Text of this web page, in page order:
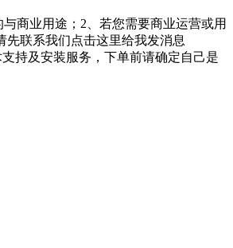
商业用途；2、若您需要商业运营或用
联系我们点击这里给我发消息
持及安装服务，下单前请确定自己是